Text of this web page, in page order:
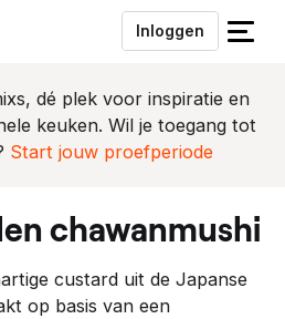
Inloggen
S
u
i
t
e
dé plek voor inspiratie en
keuken. Wil je toegang tot
Start jouw proefperiode
chawanmushi
custard uit de Japanse
op basis van een